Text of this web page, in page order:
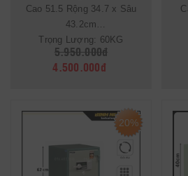
Cao 51.5 Rộng 34.7 x Sâu
43.2cm
Trọng Lượng: 60KG
5.950.000đ
4.500.000đ
20%